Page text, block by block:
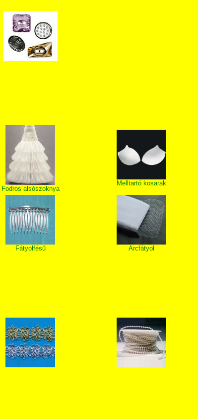
Fodros alsószoknya
Melltartó kosarak
Fátyolfésű Arcfátyol